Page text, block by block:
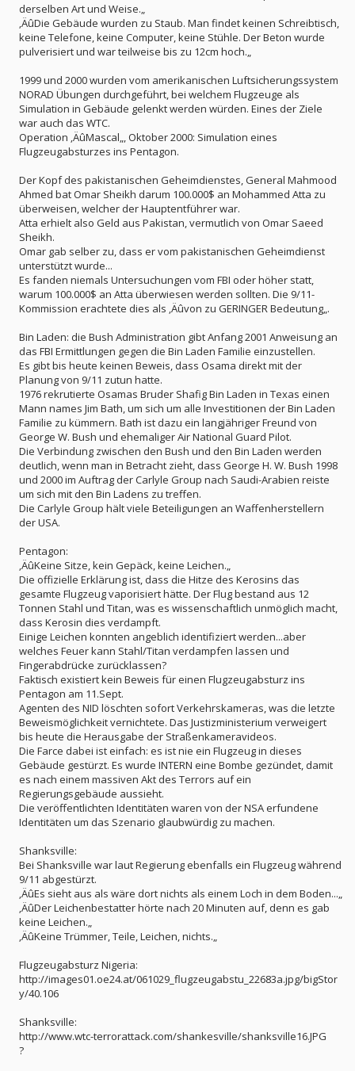
derselben Art und Weise.„
‚ÄûDie Gebäude wurden zu Staub. Man findet keinen Schreibtisch,
keine Telefone, keine Computer, keine Stühle. Der Beton wurde
pulverisiert und war teilweise bis zu 12cm hoch.„
1999 und 2000 wurden vom amerikanischen Luftsicherungssystem
NORAD Übungen durchgeführt, bei welchem Flugzeuge als
Simulation in Gebäude gelenkt werden würden. Eines der Ziele
war auch das WTC.
Operation ‚ÄûMascal„, Oktober 2000: Simulation eines
Flugzeugabsturzes ins Pentagon.
Der Kopf des pakistanischen Geheimdienstes, General Mahmood
Ahmed bat Omar Sheikh darum 100.000$ an Mohammed Atta zu
überweisen, welcher der Hauptentführer war.
Atta erhielt also Geld aus Pakistan, vermutlich von Omar Saeed
Sheikh.
Omar gab selber zu, dass er vom pakistanischen Geheimdienst
unterstützt wurde...
Es fanden niemals Untersuchungen vom FBI oder höher statt,
warum 100.000$ an Atta überwiesen werden sollten. Die 9/11-
Kommission erachtete dies als ‚Äûvon zu GERINGER Bedeutung„.
Bin Laden: die Bush Administration gibt Anfang 2001 Anweisung an
das FBI Ermittlungen gegen die Bin Laden Familie einzustellen.
Es gibt bis heute keinen Beweis, dass Osama direkt mit der
Planung von 9/11 zutun hatte.
1976 rekrutierte Osamas Bruder Shafig Bin Laden in Texas einen
Mann names Jim Bath, um sich um alle Investitionen der Bin Laden
Familie zu kümmern. Bath ist dazu ein langjähriger Freund von
George W. Bush und ehemaliger Air National Guard Pilot.
Die Verbindung zwischen den Bush und den Bin Laden werden
deutlich, wenn man in Betracht zieht, dass George H. W. Bush 1998
und 2000 im Auftrag der Carlyle Group nach Saudi-Arabien reiste
um sich mit den Bin Ladens zu treffen.
Die Carlyle Group hält viele Beteiligungen an Waffenherstellern
der USA.
Pentagon:
‚ÄûKeine Sitze, kein Gepäck, keine Leichen.„
Die offizielle Erklärung ist, dass die Hitze des Kerosins das
gesamte Flugzeug vaporisiert hätte. Der Flug bestand aus 12
Tonnen Stahl und Titan, was es wissenschaftlich unmöglich macht,
dass Kerosin dies verdampft.
Einige Leichen konnten angeblich identifiziert werden...aber
welches Feuer kann Stahl/Titan verdampfen lassen und
Fingerabdrücke zurücklassen?
Faktisch existiert kein Beweis für einen Flugzeugabsturz ins
Pentagon am 11.Sept.
Agenten des NID löschten sofort Verkehrskameras, was die letzte
Beweismöglichkeit vernichtete. Das Justizministerium verweigert
bis heute die Herausgabe der Straßenkameravideos.
Die Farce dabei ist einfach: es ist nie ein Flugzeug in dieses
Gebäude gestürzt. Es wurde INTERN eine Bombe gezündet, damit
es nach einem massiven Akt des Terrors auf ein
Regierungsgebäude aussieht.
Die veröffentlichten Identitäten waren von der NSA erfundene
Identitäten um das Szenario glaubwürdig zu machen.
Shanksville:
Bei Shanksville war laut Regierung ebenfalls ein Flugzeug während
9/11 abgestürzt.
‚ÄûEs sieht aus als wäre dort nichts als einem Loch in dem Boden...„
‚ÄûDer Leichenbestatter hörte nach 20 Minuten auf, denn es gab
keine Leichen.„
‚ÄûKeine Trümmer, Teile, Leichen, nichts.„
Flugzeugabsturz Nigeria:
http://images01.oe24.at/061029_flugzeugabstu_22683a.jpg/bigStor
y/40.106
Shanksville:
http://www.wtc-terrorattack.com/shankesville/shanksville16.JPG
?